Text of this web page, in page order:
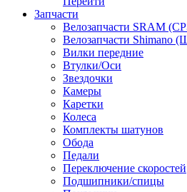
Запчасти
Велозапчасти SRAM
Велозапчасти Shimano
Вилки передние
Втулки/Оси
Звездочки
Камеры
Каретки
Колеса
Комплекты шатунов
Обода
Педали
Переключение скоростей
Подшипники/спицы